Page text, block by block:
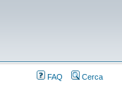
FAQ Cerca